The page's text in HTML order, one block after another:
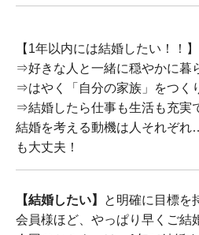
【1年以内には結婚したい！！】
⇒好きな人と一緒に穏やかに暮
⇒はやく「自分の家族」をつく
⇒結婚したら仕事も生活も充実
結婚を考える動機は人それぞ
も大丈夫！
【結婚したい】
と明確に目標を
会員様ほど、やっぱり早くご結